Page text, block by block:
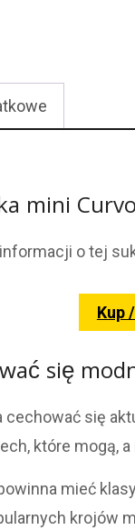
mini
o tej
Kup
się
się
które mogą,
mieć
krojów